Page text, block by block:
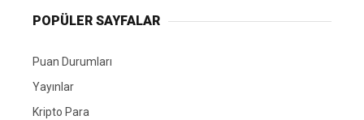
POPÜLER SAYFALAR
Puan Durumları
Yayınlar
Kripto Para